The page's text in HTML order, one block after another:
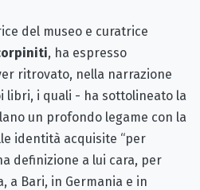
del museo e curatrice
, ha espresso
ritrovato, nella narrazione
libri, i quali - ha sottolineato la
un profondo legame con la
identità acquisite “per
definizione a lui cara, per
a Bari, in Germania e in